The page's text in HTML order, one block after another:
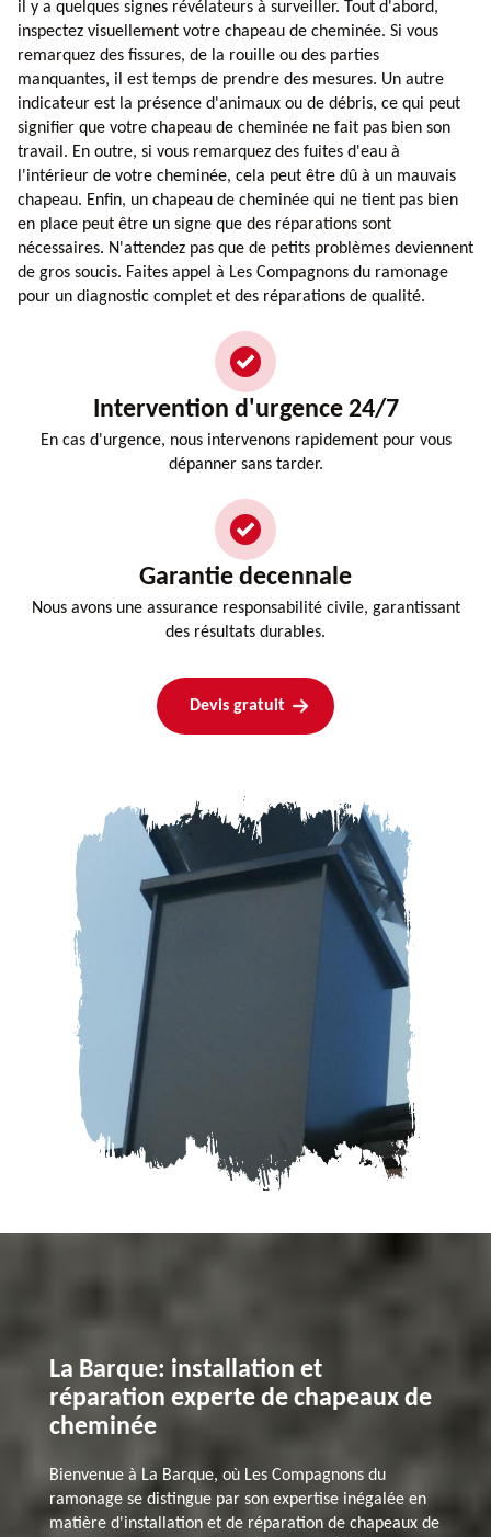
il y a quelques signes révélateurs à surveiller. Tout d'abord,
inspectez visuellement votre chapeau de cheminée. Si vous
remarquez des fissures, de la rouille ou des parties
manquantes, il est temps de prendre des mesures. Un autre
indicateur est la présence d'animaux ou de débris, ce qui peut
signifier que votre chapeau de cheminée ne fait pas bien son
travail. En outre, si vous remarquez des fuites d'eau à
l'intérieur de votre cheminée, cela peut être dû à un mauvais
chapeau. Enfin, un chapeau de cheminée qui ne tient pas bien
en place peut être un signe que des réparations sont
nécessaires. N'attendez pas que de petits problèmes deviennent
de gros soucis. Faites appel à Les Compagnons du ramonage
pour un diagnostic complet et des réparations de qualité.
Intervention d'urgence 24/7
En cas d'urgence, nous intervenons rapidement pour vous
dépanner sans tarder.
Garantie decennale
Nous avons une assurance responsabilité civile, garantissant
des résultats durables.
Devis gratuit
La Barque: installation et
réparation experte de chapeaux de
cheminée
Bienvenue à La Barque, où Les Compagnons du
ramonage se distingue par son expertise inégalée en
matière d'installation et de réparation de chapeaux de